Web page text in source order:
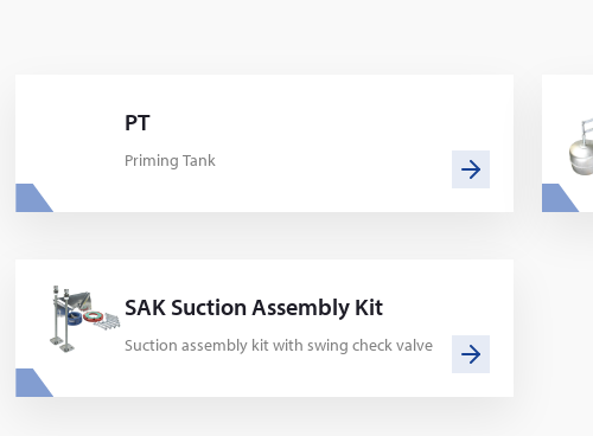
PT
Priming Tank
SAK Suction Assembly Kit
Suction assembly kit with swing check valve